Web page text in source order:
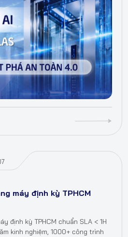
máy định kỳ TPHCM
định kỳ TPHCM chuẩn SLA < 1H
kinh nghiệm, 1000+ công trình